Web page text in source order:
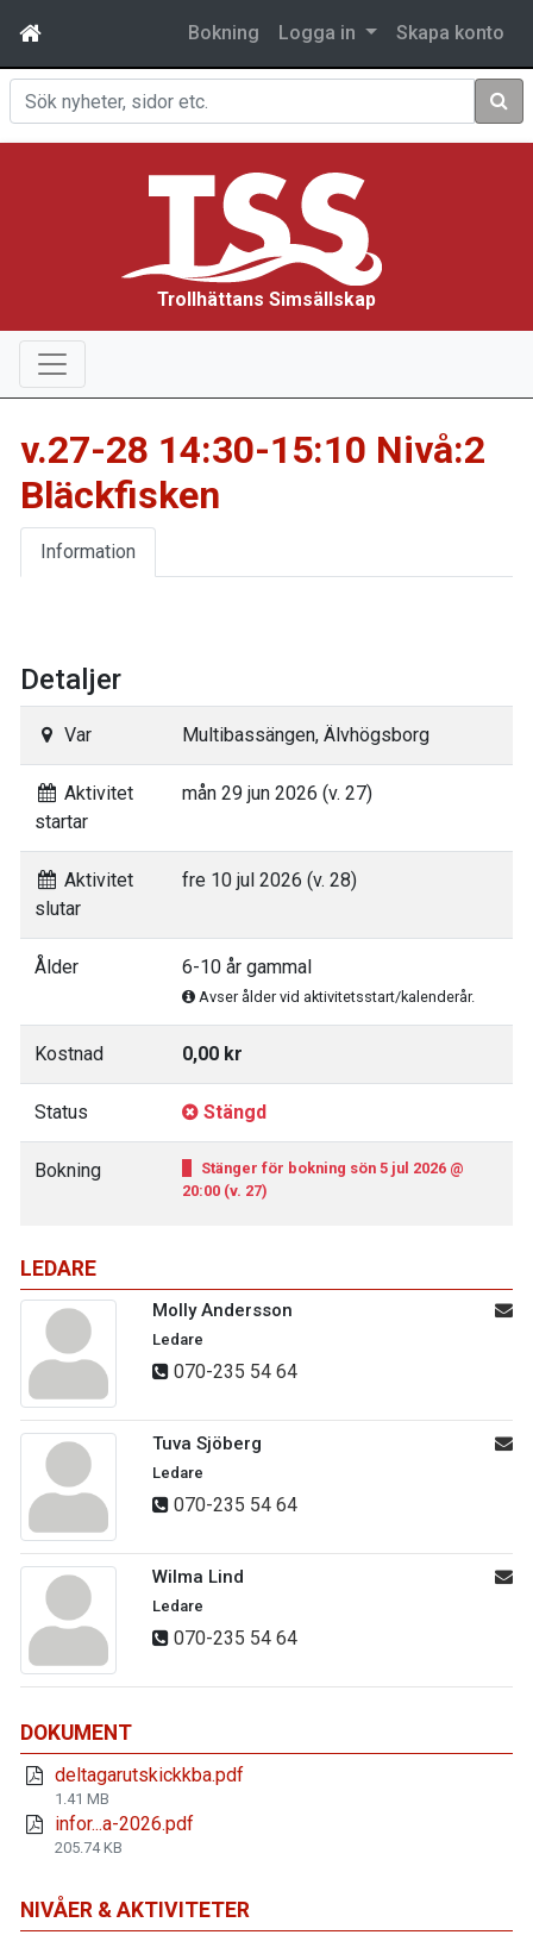
Bokning Logga in Skapa konto
Sök
Trollhättans Simsällskap
LEDARE
Molly Andersson
Ledare
070-235 54 64
Tuva Sjöberg
Ledare
070-235 54 64
Wilma Lind
Ledare
070-235 54 64
DOKUMENT
deltagarutskickkba.pdf
1.41 MB
infor...a-2026.pdf
205.74 KB
v.27-28 14:30-15:10 Nivå:2
Bläckfisken
Information
Detaljer
Var Multibassängen, Älvhögsborg
Aktivitet
startar
mån 29 jun 2026 (v. 27)
Aktivitet
slutar
fre 10 jul 2026 (v. 28)
Ålder 6-10 år gammal
Avser ålder vid aktivitetsstart/kalenderår.
Kostnad 0,00 kr
Status Stängd
Bokning
Stänger för bokning sön 5 jul 2026 @
20:00 (v. 27)
NIVÅER & AKTIVITETER